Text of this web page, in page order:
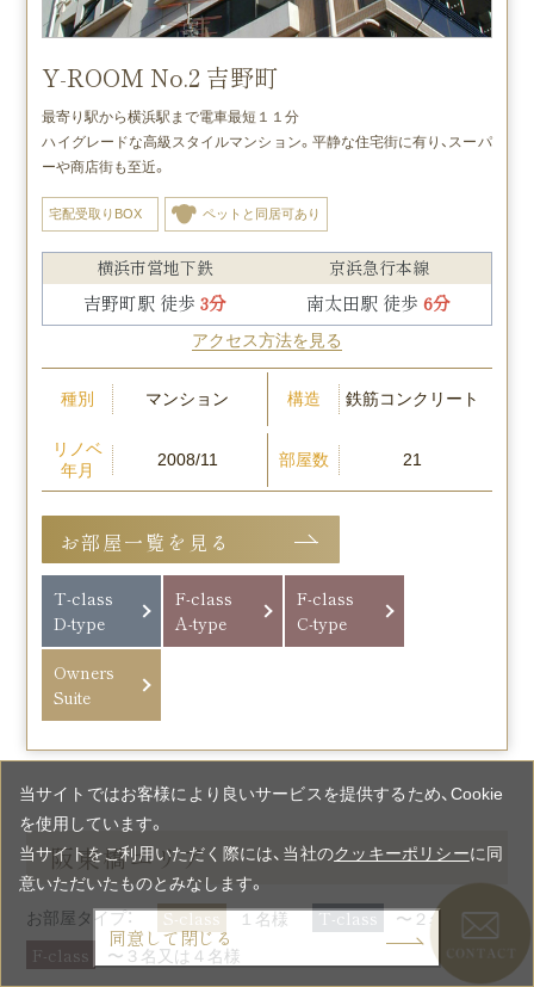
Y-ROOM No.2 吉野町
最寄り駅から横浜駅まで電車最短１１分
ハイグレードな高級スタイルマンション。平静な住宅街に有り、スーパ
ーや商店街も至近。
宅配受取りBOX ペットと同居可あり
横浜市営地下鉄
吉野町駅 徒歩 3分
京浜急行本線
南太田駅 徒歩6分
アクセス方法を見る
種別 マンション 構造 鉄筋コンクリート
リノベ
年月
2008/11 部屋数 21
お部屋一覧を見る
T-class
D-type
F-class
A-type
F-class
C-type
Owners
Suite
阪東橋エリア
お部屋タイプ： S-class １名様 T-class 〜２名様
F-class 〜３名又は４名様
当サイトではお客様により良いサービスを提供するため、Cookie
を使用しています。
当サイトをご利用いただく際には、当社のクッキーポリシーに同
意いただいたものとみなします。
同意して閉じる